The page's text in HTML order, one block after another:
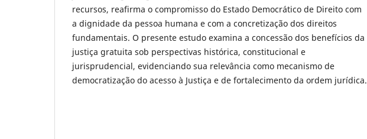
recursos, reafirma o compromisso do Estado Democrático de Direito com
a dignidade da pessoa humana e com a concretização dos direitos
fundamentais. O presente estudo examina a concessão dos benefícios da
justiça gratuita sob perspectivas histórica, constitucional e
jurisprudencial, evidenciando sua relevância como mecanismo de
democratização do acesso à Justiça e de fortalecimento da ordem jurídica.